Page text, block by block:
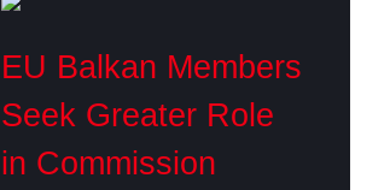
EU Balkan Members
Seek Greater Role
in Commission